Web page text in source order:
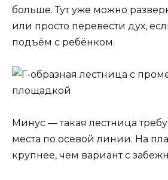
больше. Тут уже можно
или просто перевести дух,
подъём с ребёнком.
Минус — такая лестница
места по осевой линии. На
крупнее, чем вариант с